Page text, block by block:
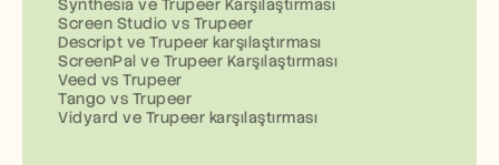
Synthesia ve Trupeer Karşılaştırması
Screen Studio vs Trupeer
Descript ve Trupeer karşılaştırması
ScreenPal ve Trupeer Karşılaştırması
Veed vs Trupeer
Tango vs Trupeer
Vidyard ve Trupeer karşılaştırması